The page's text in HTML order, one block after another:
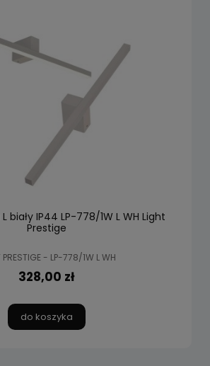
biały IP44 LP-778/1W L WH Light
Prestige
PRESTIGE - LP-778/1W L WH
328,00 zł
do koszyka